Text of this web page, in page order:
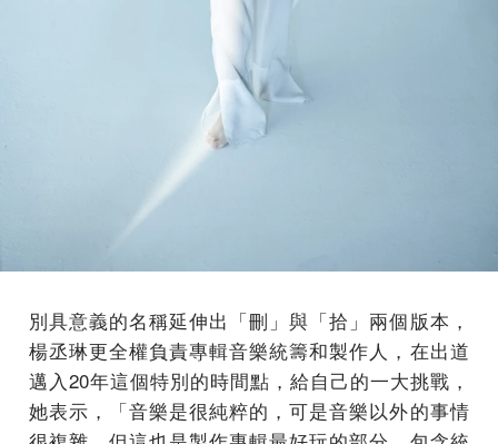
別具意義的名稱延伸出「刪」與「拾」兩個版本，
楊丞琳更全權負責專輯音樂統籌和製作人，在出道
邁入20年這個特別的時間點，給自己的一大挑戰，
她表示，「音樂是很純粹的，可是音樂以外的事情